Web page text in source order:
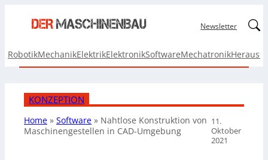
Newsletter
RobotikMechanikElektrikElektronikSoftwareMechatronik
KONZEPTION
Home » Software » Nahtlose Konstruktion von
Maschinengestellen in CAD-Umgebung
11.
Oktober
2021